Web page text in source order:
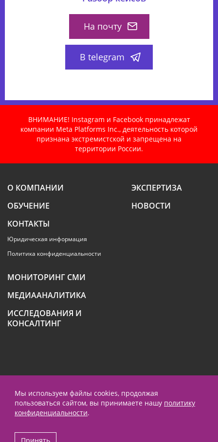
На почту
В telegram
ВНИМАНИЕ! Instagram и Facebook принадлежат
компании Meta Platforms Inc., деятельность которой
признана экстремистской и запрещена на
территории России.
О КОМПАНИИ
ЭКСПЕРТИЗА
ОБУЧЕНИЕ
НОВОСТИ
КОНТАКТЫ
Юридическая информация
Политика конфиденциальности
МОНИТОРИНГ СМИ
МЕДИААНАЛИТИКА
ИССЛЕДОВАНИЯ И
КОНСАЛТИНГ
contact@prnews.ru
Мы используем файлы cookies, продолжая
пользоваться сайтом, вы принимаете нашу политику
конфиденциальности.